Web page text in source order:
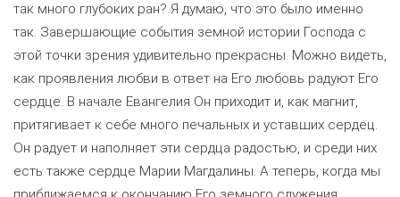
так много глубоких ран? Я думаю, что это было именно
так. Завершающие события земной истории Господа с
этой точки зрения удивительно прекрасны. Можно видеть,
как проявления любви в ответ на Его любовь радуют Его
сердце. В начале Евангелия Он приходит и, как магнит,
притягивает к себе много печальных и уставших сердец.
Он радует и наполняет эти сердца радостью, и среди них
есть также сердце Марии Магдалины. А теперь, когда мы